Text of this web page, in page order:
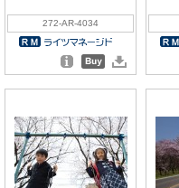
272-AR-4034